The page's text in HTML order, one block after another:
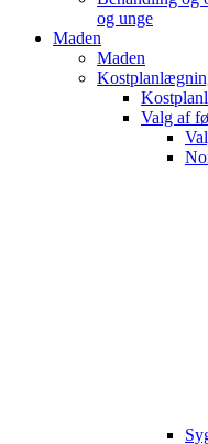
og unge
Maden
Maden
Valg af